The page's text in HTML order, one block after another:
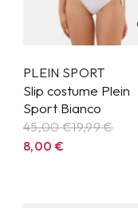
PLEIN SPORT
Slip costume Plein
Sport Bianco
45,00 €19,99€
8,00 €